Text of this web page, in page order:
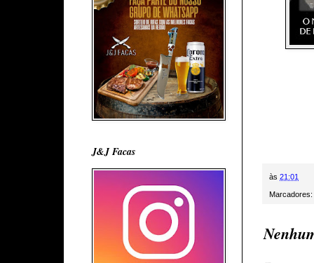
às 21:01
Marcadores:
J&J Facas